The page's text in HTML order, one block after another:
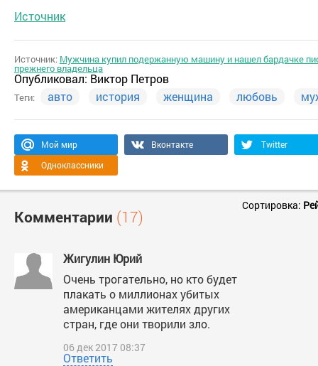
Источник
Источник: Мужчина купил подержанную машину и нашел бардачке
прежнего владельца
Опубликовал: Виктор Петров
Теги: авто история женщина любовь
Мой мир Вконтакте
Twitter
Одноклассники
Комментарии (17)
Сортировка:
Жигулин Юрий
Очень трогательно, но кто будет
плакать о миллионах убитых
американцами жителях других
стран, где они творили зло.
06 дек 2017 08:37
Ответить